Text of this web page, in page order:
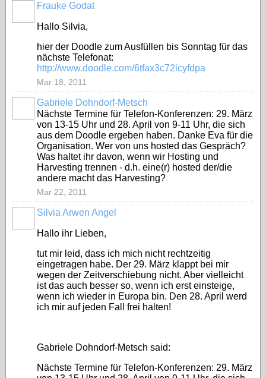
Frauke Godat
Hallo Silvia,
hier der Doodle zum Ausfüllen bis Sonntag für das
nächste Telefonat:
http://www.doodle.com/6tfax3c72icyfdpa
Mar 18, 2011
Gabriele Dohndorf-Metsch
Nächste Termine für Telefon-Konferenzen: 29. März
von 13-15 Uhr und 28. April von 9-11 Uhr, die sich
aus dem Doodle ergeben haben. Danke Eva für die
Organisation. Wer von uns hosted das Gespräch?
Was haltet ihr davon, wenn wir Hosting und
Harvesting trennen - d.h. eine(r) hosted der/die
andere macht das Harvesting?
Mar 22, 2011
Silvia Arwen Angel
Hallo ihr Lieben,
tut mir leid, dass ich mich nicht rechtzeitig
eingetragen habe. Der 29. März klappt bei mir
wegen der Zeitverschiebung nicht. Aber vielleicht
ist das auch besser so, wenn ich erst einsteige,
wenn ich wieder in Europa bin. Den 28. April werd
ich mir auf jeden Fall frei halten!
Gabriele Dohndorf-Metsch said:
Nächste Termine für Telefon-Konferenzen: 29. März